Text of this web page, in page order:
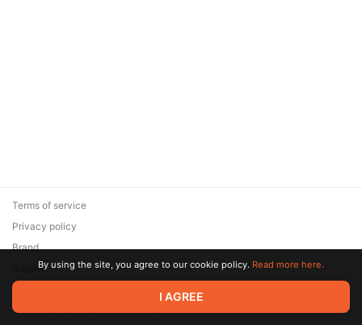
© 2026 Zaya Solutions Limited. All rights reserved. All trademarks
are the property of their respective owners.
Terms of service
Privacy policy
Brand
SupportBy using the site, you agree to our cookie policy. Read more here.
I AGREE